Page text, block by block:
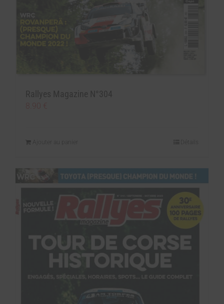
Rallyes Magazine N°304
Ajouter au panier Détails